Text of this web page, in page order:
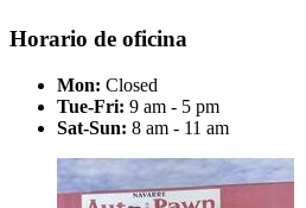
Horario de oficina
Mon: Closed
Tue-Fri: 9 am - 5 pm
Sat-Sun: 8 am - 11 am